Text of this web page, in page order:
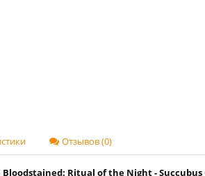
Отзывов (0)
Ritual of the Night - Succubus